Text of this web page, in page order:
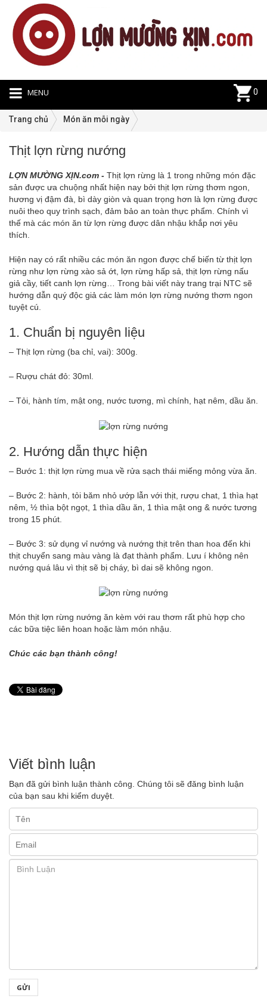
MENU 0
Trang chủ Món ăn mỗi ngày
Thịt lợn rừng nướng
LỢN MƯỜNG XỊN.com - Thịt lợn rừng là 1 trong những món đặc
sản được ưa chuộng nhất hiện nay bởi thịt lợn rừng thơm ngon,
hương vị đậm đà, bì dày giòn và quan trọng hơn là lợn rừng được
nuôi theo quy trình sạch, đảm bảo an toàn thực phẩm. Chính vì
thế mà các món ăn từ lợn rừng được dân nhậu khắp nơi yêu
thích.
Hiện nay có rất nhiều các món ăn ngon được chế biến từ thịt lợn
rừng như lợn rừng xào sả ớt, lợn rừng hấp sả, thịt lợn rừng nấu
giả cầy, tiết canh lợn rừng… Trong bài viết này trang trại NTC sẽ
hướng dẫn quý độc giả các làm món lợn rừng nướng thơm ngon
tuyệt cú.
1. Chuẩn bị nguyên liệu
– Thịt lợn rừng (ba chỉ, vai): 300g.
– Rượu chát đỏ: 30ml.
– Tỏi, hành tím, mật ong, nước tương, mì chính, hạt nêm, dầu ăn.
2. Hướng dẫn thực hiện
– Bước 1: thịt lợn rừng mua về rửa sạch thái miếng mỏng vừa ăn.
– Bước 2: hành, tỏi băm nhỏ ướp lẫn với thịt, rượu chat, 1 thìa hạt
nêm, ½ thìa bột ngọt, 1 thìa dầu ăn, 1 thìa mật ong & nước tương
trong 15 phút.
– Bước 3: sử dụng vỉ nướng và nướng thịt trên than hoa đến khi
thịt chuyển sang màu vàng là đạt thành phẩm. Lưu í không nên
nướng quá lâu vì thịt sẽ bị cháy, bì dai sẽ không ngon.
Món thịt lợn rừng nướng ăn kèm với rau thơm rất phù hợp cho
các bữa tiệc liên hoan hoặc làm món nhậu.
Chúc các bạn thành công!
Viết bình luận
Bạn đã gửi bình luận thành công. Chúng tôi sẽ đăng bình luận
của bạn sau khi kiểm duyệt.
GỬI